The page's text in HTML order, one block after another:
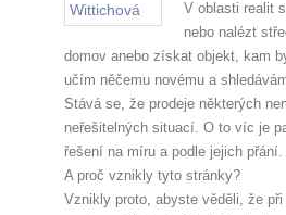
V oblasti realit
nebo nalézt
domov anebo získat objekt, kam
učím něčemu novému a
Stává se, že prodeje některých
neřešitelných situací. O to víc je
řešení na míru a podle jejich přání.
A proč vznikly tyto stránky?
Vznikly proto, abyste věděli, že